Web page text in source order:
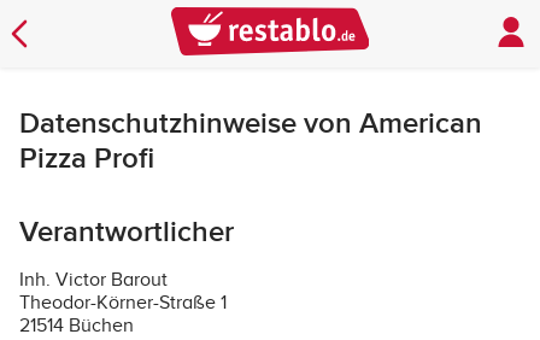
Datenschutzhinweise von American
Pizza Profi
Verantwortlicher
Inh. Victor Barout
Theodor-Körner-Straße 1
21514 Büchen